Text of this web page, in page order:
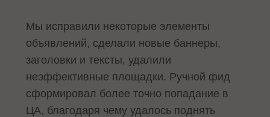
Мы исправили некоторые элементы
объявлений, сделали новые баннеры,
заголовки и тексты, удалили
неэффективные площадки. Ручной фид
сформировал более точно попадание в
ЦА, благодаря чему удалось поднять